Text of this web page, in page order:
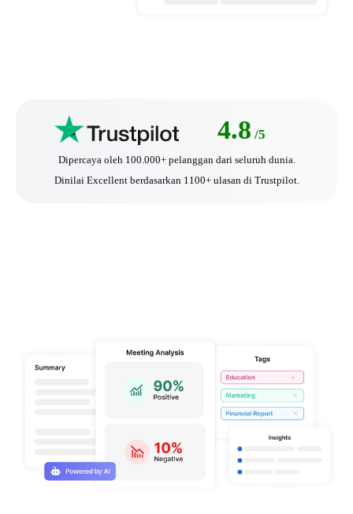
4.8 /5
Dipercaya oleh 100.000+ pelanggan dari seluruh dunia.
Dinilai Excellent berdasarkan 1100+ ulasan di Trustpilot.